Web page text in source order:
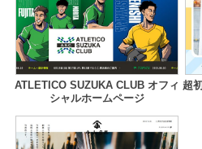
ATLETICO SUZUKA CLUB オフィ
シャルホームページ
超